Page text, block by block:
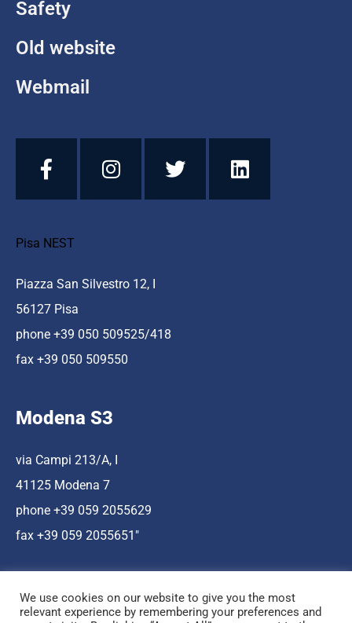
Safety
Old website
Webmail
Pisa NEST
Piazza San Silvestro 12, I
56127 Pisa
phone +39 050 509525/418
fax +39 050 509550
Modena S3
via Campi 213/A, I
41125 Modena 7
phone +39 059 2055629
fax +39 059 2055651″
We use cookies on our website to give you the most
relevant experience by remembering your preferences and